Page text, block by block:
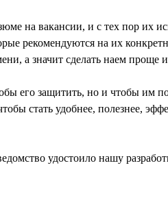
на вакансии, и с тех пор их
рекомендуются на их
а значит сделать наем проще
его защитить, но и чтобы
стать удобнее, полезнее,
удостоило нашу